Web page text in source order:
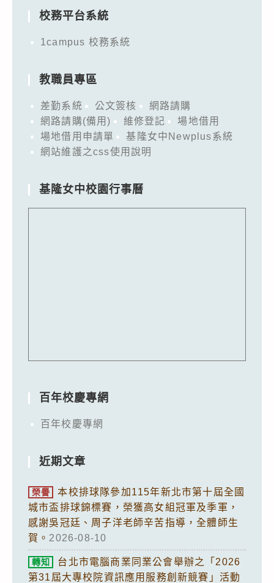
校務平台系統
1campus 校務系統
教職員專區
差勤系統 公文簽核
網路請購
網路請購(備用)
維修登記
場地借用
場地借用申請單
基隆女中Newplus系統
網站維護之css使用說明
基隆女中校園行事曆
百年校慶專網
百年校慶專網
近期文章
榮譽
本校排球隊參加115年新北市第十屆全國
城市盃排球錦標賽，榮獲高女組冠軍及季軍，
感謝吳冠廷、周子洋老師辛苦指導，全體師生
賀。 2026-08-10
轉知
台北市電腦商業同業公會舉辦之「2026
第31屆大專校院資訊應用服務創新競賽」活動